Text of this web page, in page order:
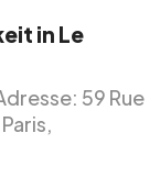
in Le
59 Rue